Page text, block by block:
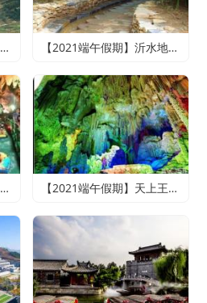
【2021端午假期】沂水地下大峡谷、萤火虫水洞、天上王城2日游 【2021端午假期】沂水地下大峡谷、萤火虫水洞、竹泉村、红石寨悠悠竹泉二日游
【2021端午假期】彩虹小镇、雪山彩虹谷、地下大峡谷、萤火虫水洞二日游 【2021端午假期】天上王城+地下大峡谷+萤火虫水洞+竹泉村+龙园古城三日游